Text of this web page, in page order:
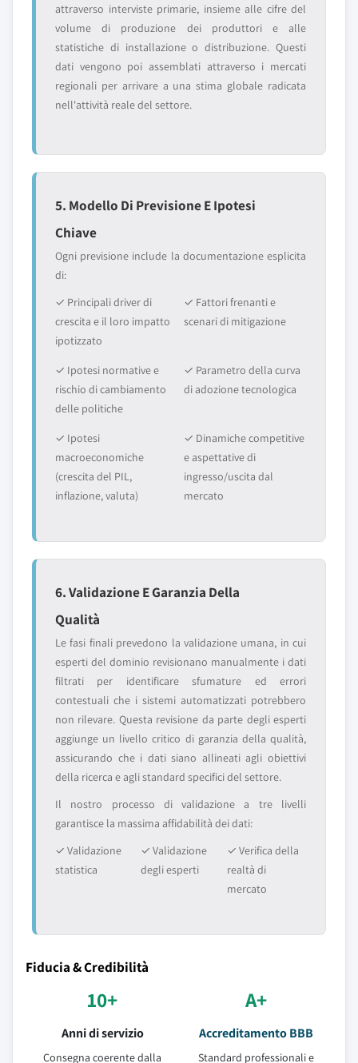
attraverso interviste primarie, insieme alle cifre del
volume di produzione dei produttori e alle
statistiche di installazione o distribuzione. Questi
dati vengono poi assemblati attraverso i mercati
regionali per arrivare a una stima globale radicata
nell'attività reale del settore.
5. Modello Di Previsione E Ipotesi
Chiave
Ogni previsione include la documentazione esplicita
di:
✓ Principali driver di
crescita e il loro impatto
ipotizzato
✓ Fattori frenanti e
scenari di mitigazione
✓ Ipotesi normative e
rischio di cambiamento
delle politiche
✓ Parametro della curva
di adozione tecnologica
✓ Ipotesi
macroeconomiche
(crescita del PIL,
inflazione, valuta)
✓ Dinamiche competitive
e aspettative di
ingresso/uscita dal
mercato
6. Validazione E Garanzia Della
Qualità
Le fasi finali prevedono la validazione umana, in cui
esperti del dominio revisionano manualmente i dati
filtrati per identificare sfumature ed errori
contestuali che i sistemi automatizzati potrebbero
non rilevare. Questa revisione da parte degli esperti
aggiunge un livello critico di garanzia della qualità,
assicurando che i dati siano allineati agli obiettivi
della ricerca e agli standard specifici del settore.
Il nostro processo di validazione a tre livelli
garantisce la massima affidabilità dei dati:
✓ Validazione
statistica
✓ Validazione
degli esperti
✓ Verifica della
realtà di
mercato
Fiducia & Credibilità
10+
Anni di servizio
Consegna coerente dalla
A+
Accreditamento BBB
Standard professionali e